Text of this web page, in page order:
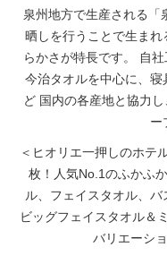
泉州地方で生産される「
晒しを行うことで生ま
らかさが特長です。
自
今治タオルを中心に、
ど 国内の各産地と協力
ー
＜ヒオリエ一押しのホテ
枚！人気No.1のふかふ
ル、フェイスタオル、
ビッグフェイスタオル＆
バリエーシ